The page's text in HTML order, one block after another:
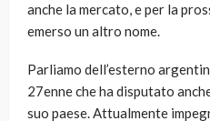
anche la mercato, e per la
emerso un altro nome.
Parliamo dell’esterno
27enne che ha disputato
suo paese. Attualmente